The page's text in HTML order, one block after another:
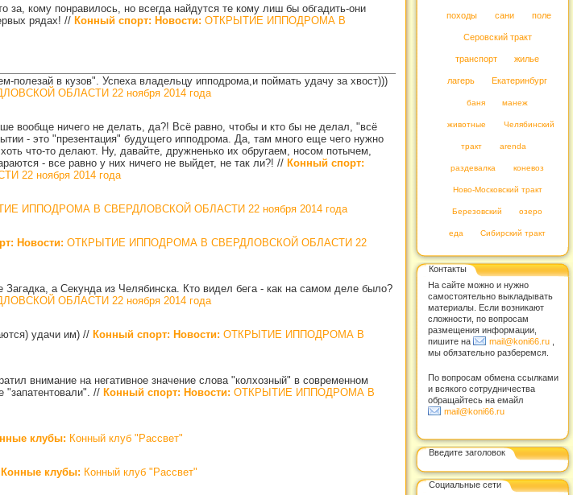
за, кому понравилось, но всегда найдутся те кому лиш бы обгадить-они
рядах! // Конный спорт: Новости: ОТКРЫТИЕ ИППОДРОМА В
полезай в кузов". Успеха владельцу ипподрома,и поймать удачу за хвост)))
ОБЛАСТИ 22 ноября 2014 года
вообще ничего не делать, да?! Всё равно, чтобы и кто бы не делал, "всё
- это "презентация" будущего ипподрома. Да, там много еще чего нужно
что-то делают. Ну, давайте, дружненько их обругаем, носом потычем,
- все равно у них ничего не выйдет, не так ли?! // Конный спорт:
ноября 2014 года
ИППОДРОМА В СВЕРДЛОВСКОЙ ОБЛАСТИ 22 ноября 2014 года
Новости: ОТКРЫТИЕ ИППОДРОМА В СВЕРДЛОВСКОЙ ОБЛАСТИ 22
а Секунда из Челябинска. Кто видел бега - как на самом деле было?
ОБЛАСТИ 22 ноября 2014 года
удачи им) // Конный спорт: Новости: ОТКРЫТИЕ ИППОДРОМА В
внимание на негативное значение слова "колхозный" в современном
// Конный спорт: Новости: ОТКРЫТИЕ ИППОДРОМА В
клубы: Конный клуб "Рассвет"
Конные клубы: Конный клуб "Рассвет"
походы сани поле
Серовский тракт
транспорт жилье
лагерь Екатеринбург
баня манеж
животные Челябинский
тракт arenda
раздевалка коневоз
Ново-Московский тракт
Березовский озеро
еда Сибирский тракт
Контакты
На сайте можно и нужно
самостоятельно выкладывать
материалы. Если возникают
сложности, по вопросам
размещения информации,
пишите на
mail@koni66.ru
мы обязательно разберемся.
По вопросам обмена ссылками
и всякого сотрудничества
обращайтесь на емайл
mail@koni66.ru
Введите заголовок
Социальные сети